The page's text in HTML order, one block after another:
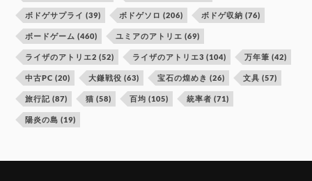
ボドゲサプライ (39) ボドゲソロ (206) ボドゲ収納 (76)
ボードゲーム (460) ユミアのアトリエ (69)
ライザのアトリエ2 (52) ライザのアトリエ3 (104) 万年筆 (42)
中古PC (20) 大鎌戦役 (63) 宝石の煌めき (26) 文具 (57)
旅行記 (87) 猫 (58) 百均 (105) 統率者 (71)
陽炎の島 (19)